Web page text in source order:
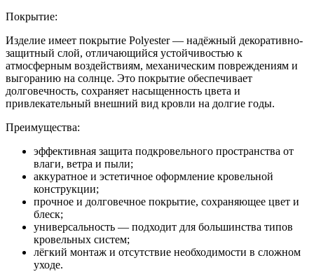
Покрытие:
Изделие имеет покрытие Polyester — надёжный декоративно-
защитный слой, отличающийся устойчивостью к
атмосферным воздействиям, механическим повреждениям и
выгоранию на солнце. Это покрытие обеспечивает
долговечность, сохраняет насыщенность цвета и
привлекательный внешний вид кровли на долгие годы.
Преимущества:
эффективная защита подкровельного пространства от
влаги, ветра и пыли;
аккуратное и эстетичное оформление кровельной
конструкции;
прочное и долговечное покрытие, сохраняющее цвет и
блеск;
универсальность — подходит для большинства типов
кровельных систем;
лёгкий монтаж и отсутствие необходимости в сложном
уходе.